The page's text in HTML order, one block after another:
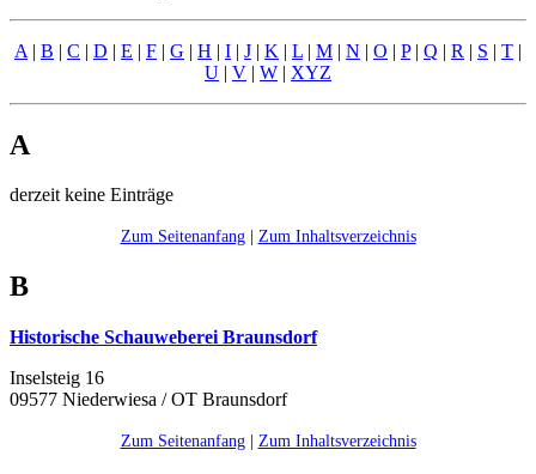
A | B | C | D | E | F | G | H | I | J | K | L | M | N | O | P| Q | R | S | T |
U | V | W | XYZ
A
derzeit keine Einträge
Zum Seitenanfang| Zum Inhaltsverzeichnis
B
Historische Schauweberei Braunsdorf
Inselsteig 16
09577 Niederwiesa / OT Braunsdorf
Zum Seitenanfang| Zum Inhaltsverzeichnis